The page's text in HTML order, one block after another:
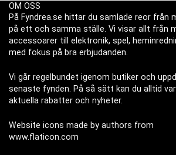
OM OSS
På Fyndrea.se hittar du samlade reor från
på ett och samma ställe. Vi visar allt från
accessoarer till elektronik, spel,
med fokus på bra erbjudanden.
Vi går regelbundet igenom butiker och
senaste fynden. På så sätt kan du alltid
aktuella rabatter och nyheter.
Website icons made by authors from
www.flaticon.com